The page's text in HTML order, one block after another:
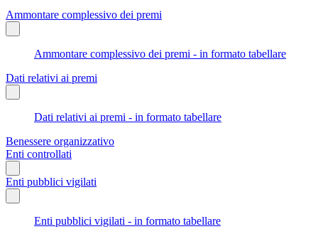
Ammontare complessivo dei premi
Ammontare complessivo dei premi - in formato tabellare
Dati relativi ai premi
Dati relativi ai premi - in formato tabellare
Benessere organizzativo
Enti controllati
Enti pubblici vigilati
Enti pubblici vigilati - in formato tabellare